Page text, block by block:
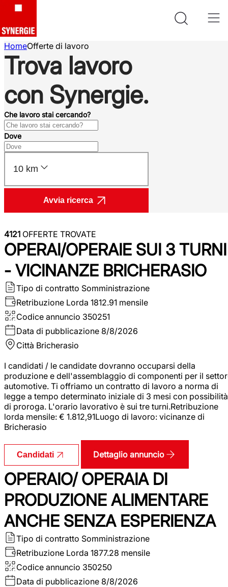
HomeOfferte di lavoro
Trova lavoro
con Synergie.
Che lavoro stai cercando?
Dove
10 km
Avvia ricerca
4121 OFFERTE TROVATE
OPERAI/OPERAIE SUI 3 TURNI
- VICINANZE BRICHERASIO
Tipo di contratto Somministrazione
Retribuzione Lorda 1812.91 mensile
Codice annuncio 350251
Data di pubblicazione 8/8/2026
Città Bricherasio
I candidati / le candidate dovranno occuparsi della
produzione e dell'assemblaggio di componenti per il
automotive. Ti offriamo un contratto di lavoro a norma di
legge a tempo determinato iniziale di 3 mesi con possibilità
di proroga. L'orario lavorativo è sui tre turni.Retribuzione
lorda mensile: € 1.812,91Luogo di lavoro: vicinanze di
Bricherasio
Candidati Dettaglio annuncio
OPERAIO/ OPERAIA DI
PRODUZIONE ALIMENTARE
ANCHE SENZA ESPERIENZA
Tipo di contratto Somministrazione
Retribuzione Lorda 1877.28 mensile
Codice annuncio 350250
Data di pubblicazione 8/8/2026